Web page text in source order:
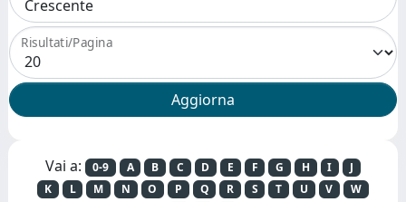
Risultati/Pagina
Vai a: 0-9 A B C D E F G H I
J
K
L M N O P Q R S T U V
W